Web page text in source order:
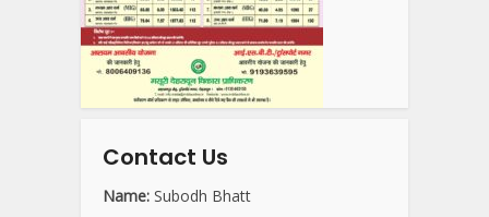
Contact Us
Name: Subodh Bhatt